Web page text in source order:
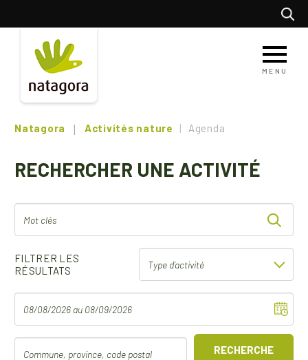
principal
MENU
Natagora Activités nature Agenda
RECHERCHER UNE ACTIVITÉ
FILTRER LES
RÉSULTATS
RECHERCHE